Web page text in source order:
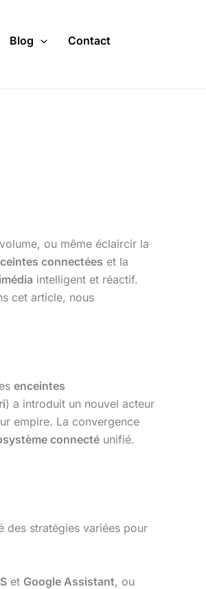
Blog Contact
ou même éclaircir la
connectées et la
intelligent et réactif.
cet article, nous
enceintes
) a introduit un nouvel acteur
empire. La convergence
connecté unifié.
des stratégies variées pour
et Google Assistant, ou